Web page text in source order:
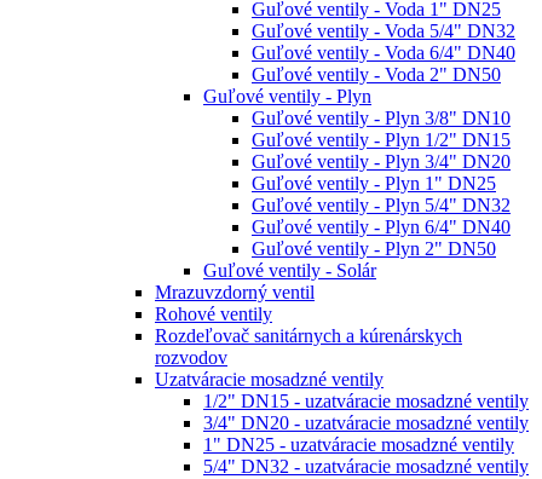
Guľové ventily - Voda 1" DN25
Guľové ventily - Voda 5/4" DN32
Guľové ventily - Voda 6/4" DN40
Guľové ventily - Voda 2" DN50
Guľové ventily - Plyn
Guľové ventily - Plyn 3/8" DN10
Guľové ventily - Plyn 1/2" DN15
Guľové ventily - Plyn 3/4" DN20
Guľové ventily - Plyn 1" DN25
Guľové ventily - Plyn 5/4" DN32
Guľové ventily - Plyn 6/4" DN40
Guľové ventily - Plyn 2" DN50
Guľové ventily - Solár
Mrazuvzdorný ventil
Rohové ventily
Rozdeľovač sanitárnych a kúrenárskych
rozvodov
Uzatváracie mosadzné ventily
1/2" DN15 - uzatváracie mosadzné ventily
3/4" DN20 - uzatváracie mosadzné ventily
1" DN25 - uzatváracie mosadzné ventily
5/4" DN32 - uzatváracie mosadzné ventily